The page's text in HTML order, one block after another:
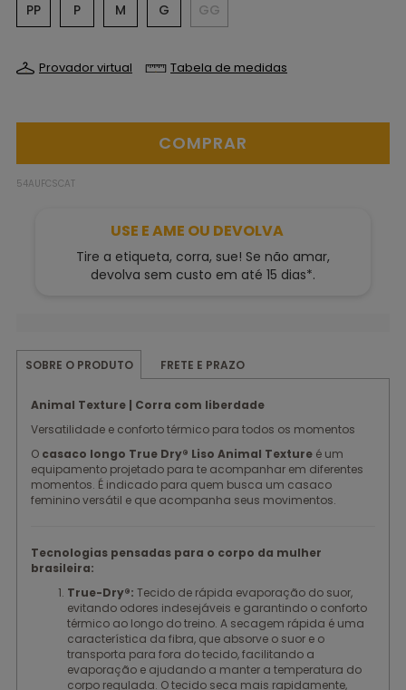
PP
P M G GG
Provador virtual Tabela de medidas
54AUFCSCAT
USE E AME OU DEVOLVA
Tire a etiqueta, corra, sue! Se não amar,
devolva sem custo em até 15 dias*.
SOBRE O PRODUTO FRETE E PRAZO
Animal Texture | Corra com liberdade
Versatilidade e conforto térmico para todos os momentos
O casaco longo True Dry® Liso Animal Texture é um
equipamento projetado para te acompanhar em diferentes
momentos. É indicado para quem busca um casaco
feminino versátil e que acompanha seus movimentos.
Tecnologias pensadas para o corpo da mulher
brasileira:
True-Dry®: Tecido de rápida evaporação do suor,
evitando odores indesejáveis e garantindo o conforto
térmico ao longo do treino. A secagem rápida é uma
característica da fibra, que absorve o suor e o
transporta para fora do tecido, facilitando a
evaporação e ajudando a manter a temperatura do
corpo regulada. O tecido seca mais rapidamente,